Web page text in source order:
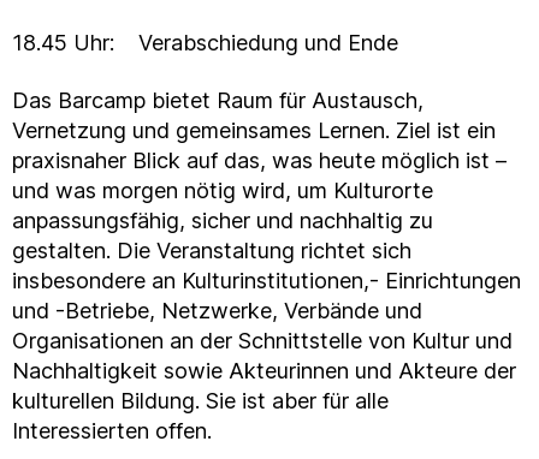
18.45 Uhr: Verabschiedung und Ende
Das Barcamp bietet Raum für Austausch,
Vernetzung und gemeinsames Lernen. Ziel ist ein
praxisnaher Blick auf das, was heute möglich ist –
und was morgen nötig wird, um Kulturorte
anpassungsfähig, sicher und nachhaltig zu
gestalten. Die Veranstaltung richtet sich
insbesondere an Kulturinstitutionen,- Einrichtungen
und -Betriebe, Netzwerke, Verbände und
Organisationen an der Schnittstelle von Kultur und
Nachhaltigkeit sowie Akteurinnen und Akteure der
kulturellen Bildung. Sie ist aber für alle
Interessierten offen.